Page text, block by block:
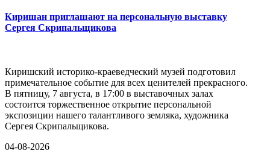
Киришан приглашают на персональную выставку
Сергея Скрипальщикова
Киришский историко-краеведческий музей подготовил
примечательное событие для всех ценителей прекрасного.
В пятницу, 7 августа, в 17:00 в выставочных залах
состоится торжественное открытие персональной
экспозиции нашего талантливого земляка, художника
Сергея Скрипальщикова.
04-08-2026